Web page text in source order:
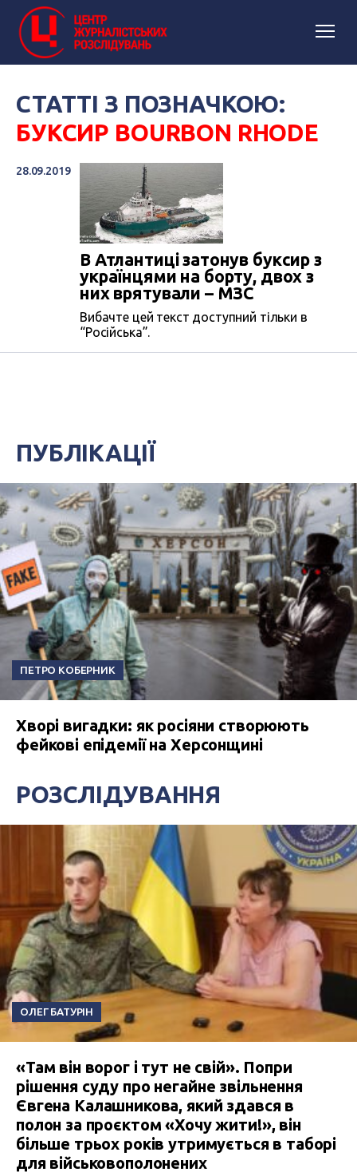
СТАТТІ З ПОЗНАЧКОЮ:
БУКСИР BOURBON RHODE
28.09.2019
В Атлантиці затонув буксир з
українцями на борту, двох з
них врятували – МЗС
Вибачте цей текст доступний тільки в
“Російська”.
ПУБЛІКАЦІЇ
ПЕТРО КОБЕРНИК
Хворі вигадки: як росіяни створюють
фейкові епідемії на Херсонщині
РОЗСЛІДУВАННЯ
ОЛЕГ БАТУРІН
«Там він ворог і тут не свій». Попри
рішення суду про негайне звільнення
Євгена Калашникова, який здався в
полон за проєктом «Хочу жити!», він
більше трьох років утримується в таборі
для військовополонених